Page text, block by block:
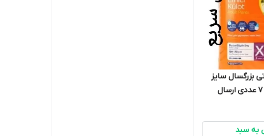
بزرگسال سایز
ایکس لارج xl بسته 7 عددی ارسال
به سبد